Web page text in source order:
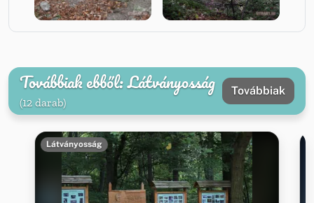
Továbbiak ebből: Látványosság
(12 darab)
Továbbiak
Látványosság